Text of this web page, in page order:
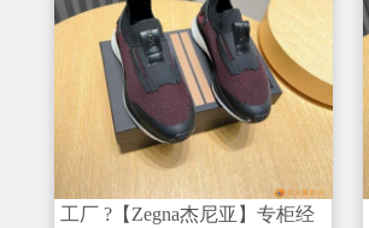
工厂 ?【Zegna杰尼亚】专柜经